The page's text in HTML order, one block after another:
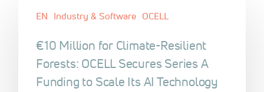
EN Industry & Software OCELL
€10 Million for Climate-Resilient
Forests: OCELL Secures Series A
Funding to Scale Its AI Technology